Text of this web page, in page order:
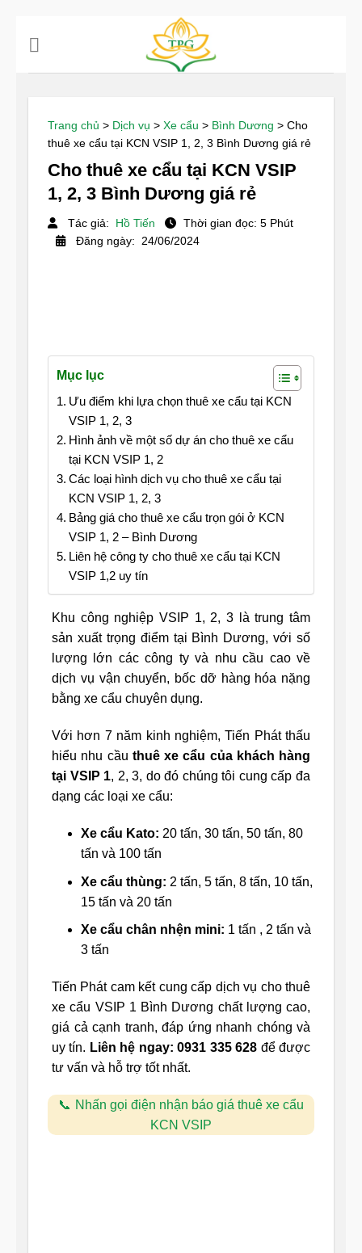
Trang chủ > Dịch vụ > Xe cẩu > Bình Dương > Cho
thuê xe cẩu tại KCN VSIP 1, 2, 3 Bình Dương giá rẻ
Cho thuê xe cẩu tại KCN VSIP
1, 2, 3 Bình Dương giá rẻ
Tác giả: Hồ Tiến
Thời gian đọc: 5 Phút
Đăng ngày: 24/06/2024
Mục lục
Ưu điểm khi lựa chọn thuê xe cẩu tại KCN
VSIP 1, 2, 3
Hình ảnh về một số dự án cho thuê xe cẩu
tại KCN VSIP 1, 2
Các loại hình dịch vụ cho thuê xe cẩu tại
KCN VSIP 1, 2, 3
Bảng giá cho thuê xe cẩu trọn gói ở KCN
VSIP 1, 2 – Bình Dương
Liên hệ công ty cho thuê xe cẩu tại KCN
VSIP 1,2 uy tín
Khu công nghiệp VSIP 1, 2, 3 là trung tâm
sản xuất trọng điểm tại Bình Dương, với số
lượng lớn các công ty và nhu cầu cao về
dịch vụ vận chuyển, bốc dỡ hàng hóa nặng
bằng xe cẩu chuyên dụng.
Với hơn 7 năm kinh nghiệm, Tiến Phát thấu
hiểu nhu cầu thuê xe cẩu của khách hàng
tại VSIP 1, 2, 3, do đó chúng tôi cung cấp đa
dạng các loại xe cẩu:
Xe cẩu Kato: 20 tấn, 30 tấn, 50 tấn, 80
tấn và 100 tấn
Xe cẩu thùng: 2 tấn, 5 tấn, 8 tấn, 10 tấn,
15 tấn và 20 tấn
Xe cẩu chân nhện mini: 1 tấn , 2 tấn và
3 tấn
Tiến Phát cam kết cung cấp dịch vụ cho thuê
xe cẩu VSIP 1 Bình Dương chất lượng cao,
giá cả cạnh tranh, đáp ứng nhanh chóng và
uy tín. Liên hệ ngay: 0931 335 628 để được
tư vấn và hỗ trợ tốt nhất.
Nhấn gọi điện nhận báo giá thuê xe cẩu
KCN VSIP